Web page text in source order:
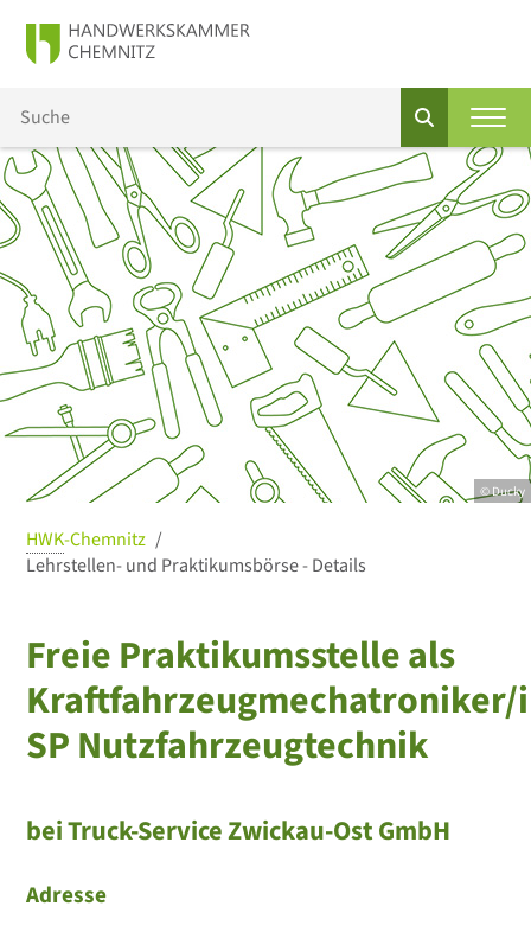
© Ducky
HWK-Chemnitz
Lehrstellen- und Praktikumsbörse - Details
Freie Praktikumsstelle als
SP Nutzfahrzeugtechnik
bei Truck-Service Zwickau-Ost GmbH
Adresse